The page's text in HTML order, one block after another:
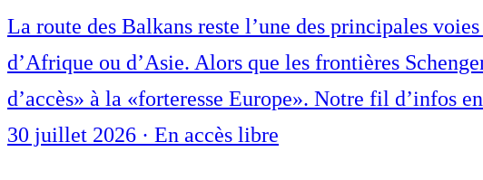
La route des Balkans reste l’une des principales
d’Afrique ou d’Asie. Alors que les frontières
d’accès» à la «forteresse Europe». Notre fil d’infos
30 juillet 2026 · En accès libre